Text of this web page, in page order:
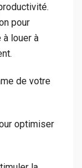
pour
louer à
de votre
optimiser